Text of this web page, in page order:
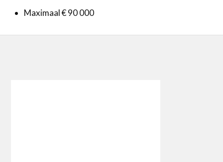
Maximaal € 90 000